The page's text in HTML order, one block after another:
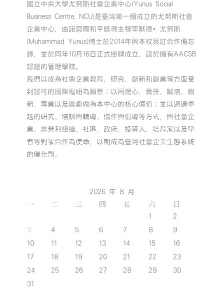
國立中央大學尤努斯社會企業中心(Yunus Social
Business Centre, NCU)是臺灣第一個成立的尤努斯社會
企業中心，由諾貝爾和平獎得主穆罕默德•尤努斯
(Muhammad Yunus)博士於2014年與本校簽訂合作備忘
錄，並於同年10月16日正式掛牌成立，設於擁有AACSB
認證的管理學院。
我們以成為社會企業教育、研究、創新和創業等方面受
到認可的國際樞紐為願景；以同理心、責任、誠信、創
新、專業以及樂趣做為本中心的核心價值；並以通過卓
越的研究、培訓與輔導、協作與倡導等方式，與社會企
業、非營利組織、社區、政府、投資人、培育家以及學
者等對象合作為使命，以期成為臺灣社會企業生態系統
的催化劑。
2026 年 8 月
一 二 三 四 五 六 日
1
2
3
4 5 6 7 8
9
10
11 12 13 14 15
16
17
18 19 20 21 22
23
24
25 26 27 28 29
30
31